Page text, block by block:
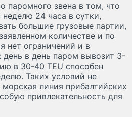
паромного звена в том, что
24 часа в сутки,
большие грузовые партии,
количестве и по
нет ограничений и в
день в день паром вывозит 3-
в 30-40 TEU способен
Таких условий не
линия прибалтийских
привлекательность для